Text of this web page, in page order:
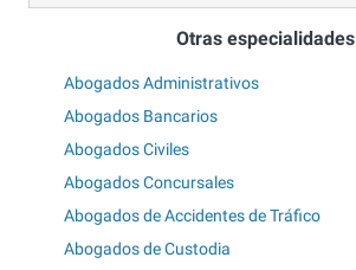
Otras especialidades
Abogados Administrativos
Abogados Bancarios
Abogados Civiles
Abogados Concursales
Abogados de Accidentes de Tráfico
Abogados de Custodia